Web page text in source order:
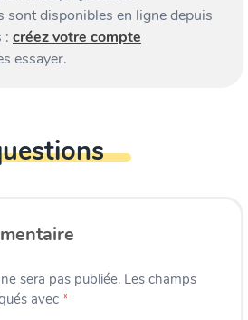
sont disponibles en ligne depuis
: créez votre compte
essayer.
sera pas publiée. Les champs
avec *